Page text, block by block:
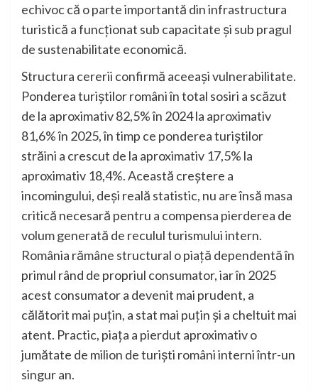
echivoc că o parte importantă din infrastructura
turistică a funcționat sub capacitate și sub pragul
de sustenabilitate economică.
Structura cererii confirmă aceeași vulnerabilitate.
Ponderea turiștilor români în total sosiri a scăzut
de la aproximativ 82,5% în 2024 la aproximativ
81,6% în 2025, în timp ce ponderea turiștilor
străini a crescut de la aproximativ 17,5% la
aproximativ 18,4%. Această creștere a
incomingului, deși reală statistic, nu are însă masa
critică necesară pentru a compensa pierderea de
volum generată de reculul turismului intern.
România rămâne structural o piață dependentă în
primul rând de propriul consumator, iar în 2025
acest consumator a devenit mai prudent, a
călătorit mai puțin, a stat mai puțin și a cheltuit mai
atent. Practic, piața a pierdut aproximativ o
jumătate de milion de turiști români interni într-un
singur an.